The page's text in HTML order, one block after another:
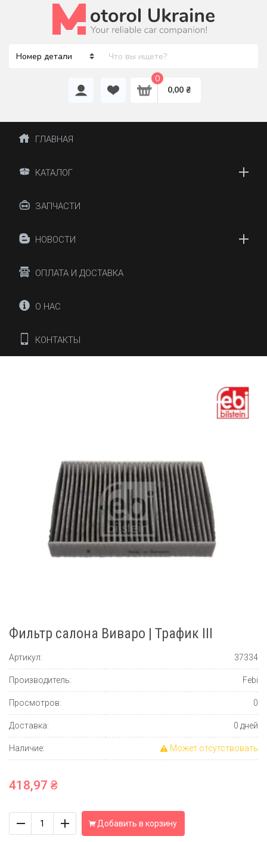
0,00 ₴
0
ГЛАВНАЯ
КАТАЛОГ
ЗАПЧАСТИ
НОВОСТИ
ОПЛАТА И ДОСТАВКА
О НАС
КОНТАКТЫ
Фильтр салона Виваро | Трафик III
Артикул: 37334
Производитель: Febi
Просмотров: 0
Доставка: 0 дней
Наличие: Может отсутствовать
418,97 ₴
Добавить в корзину